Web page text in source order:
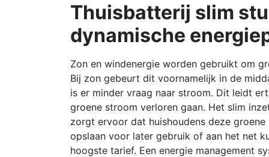
Thuisbatterij slim
dynamische
Zon en windenergie worden gebruikt om
Bij zon gebeurt dit voornamelijk in de
is er minder vraag naar stroom. Dit leidt
groene stroom verloren gaan. Het slim
zorgt ervoor dat huishoudens deze
opslaan voor later gebruik of aan het net
hoogste tarief. Een energie management